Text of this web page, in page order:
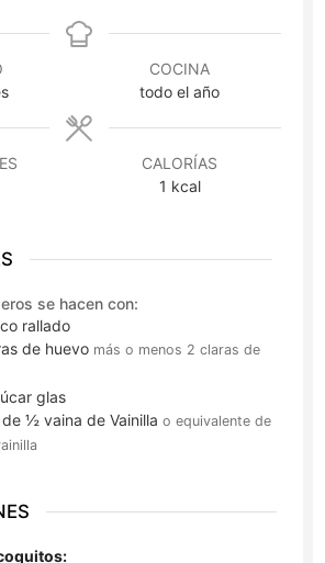
COCINA
todo el año
CALORÍAS
1 kcal
se hacen con:
rallado
de huevo más o menos 2 claras de
glas
de ½ vaina de Vainillao equivalente de